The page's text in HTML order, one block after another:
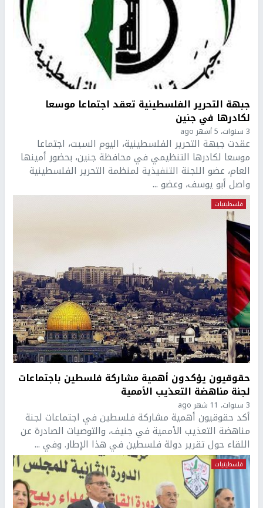
جبهة التحرير الفلسطينية تعقد اجتماعا موسعا
لكادرها في جنين
3 سنوات، 5 أشهر ago
عقدت جبهة التحرير الفلسطينية، اليوم السبت، اجتماعا
موسعا لكادرها التنظيمي في محافظة جنين، بحضور أمينها
العام، عضو اللجنة التنفيذية لمنظمة التحرير الفلسطينية
واصل أبو يوسف، وعضو ...
فلسطينيات
حقوقيون يؤكدون أهمية مشاركة فلسطين باجتماعات
لجنة مناهضة التعذيب الأممية
3 سنوات، 11 شهر ago
أكد حقوقيون أهمية مشاركة فلسطين في اجتماعات لجنة
مناهضة التعذيب الأممية في جنيف، والتوصيات الصادرة عن
اللقاء حول تقرير دولة فلسطين في هذا الإطار. وفي ...
فلسطينيات